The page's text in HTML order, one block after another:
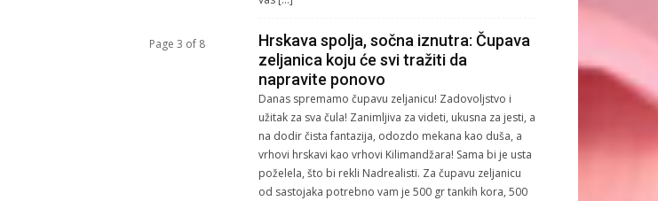
Page 3 of 8
Hrskava spolja, sočna iznutra: Čupava
zeljanica koju će svi tražiti da
napravite ponovo
Danas spremamo čupavu zeljanicu! Zadovoljstvo i
užitak za sva čula! Zanimljiva za videti, ukusna za jesti, a
na dodir čista fantazija, odozdo mekana kao duša, a
vrhovi hrskavi kao vrhovi Kilimandžara! Sama bi je usta
poželela, što bi rekli Nadrealisti. Za čupavu zeljanicu
od sastojaka potrebno vam je 500 gr tankih kora, 500